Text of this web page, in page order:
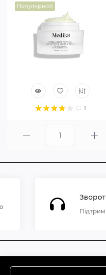
Популярний
1